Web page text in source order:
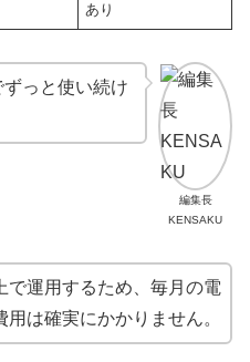
あり
編集長
KENSAKU
っと使い続け
で運用するため、毎月の電
は確実にかかりません。